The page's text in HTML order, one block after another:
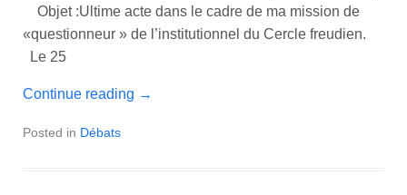
Objet :Ultime acte dans le cadre de ma mission de
«questionneur » de l’institutionnel du Cercle freudien.
Le 25
Continue reading →
Posted in Débats